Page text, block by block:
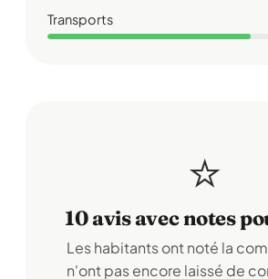
Transports
⭐
10 avis avec notes
Les habitants ont noté la
n'ont pas encore laissé de